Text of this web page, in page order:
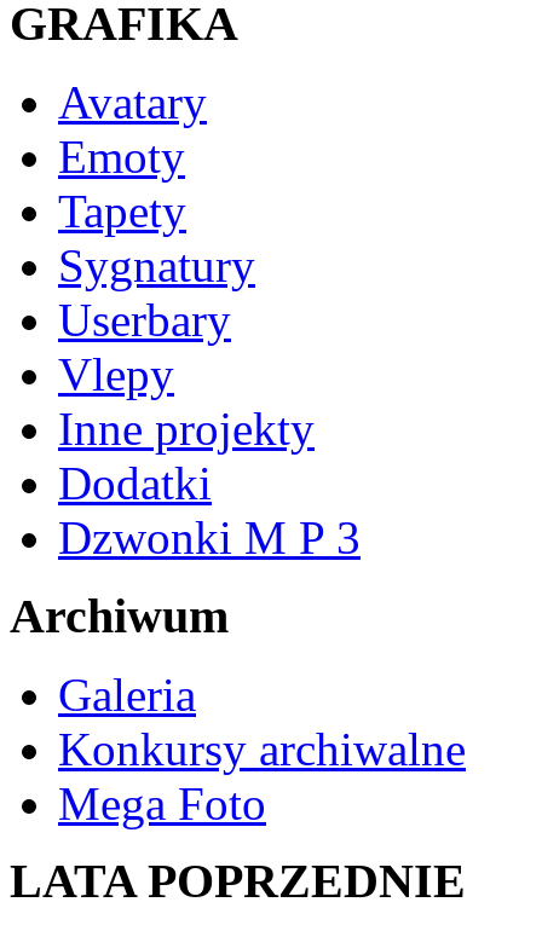
GRAFIKA
Avatary
Emoty
Tapety
Sygnatury
Userbary
Vlepy
Inne projekty
Dodatki
Dzwonki M P 3
Archiwum
Galeria
Konkursy archiwalne
Mega Foto
LATA POPRZEDNIE